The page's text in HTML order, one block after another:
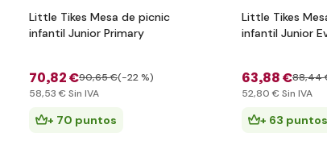
Little Tikes Mesa de picnic
infantil Junior Primary
70,82 €90,65 €(-22 %)
58,53 € Sin IVA
+ 70 puntos
Little Tikes
infantil Junior
63,88 €88,44
52,80 € Sin IVA
+ 63 puntos